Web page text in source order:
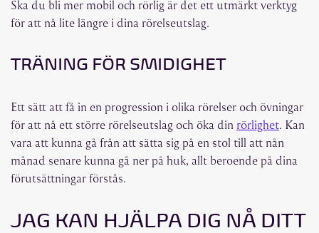
Ska du bli mer mobil och rörlig är det ett utmärkt verktyg
för att nå lite längre i dina rörelseutslag.
TRÄNING FÖR SMIDIGHET
Ett sätt att få in en progression i olika rörelser och övningar
för att nå ett större rörelseutslag och öka din rörlighet. Kan
vara att kunna gå från att sätta sig på en stol till att nån
månad senare kunna gå ner på huk, allt beroende på dina
förutsättningar förstås.
JAG KAN HJÄLPA DIG NÅ DITT